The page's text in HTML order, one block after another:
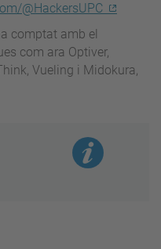
@HackersUPC
comptat amb el
com ara Optiver,
Vueling i Midokura,